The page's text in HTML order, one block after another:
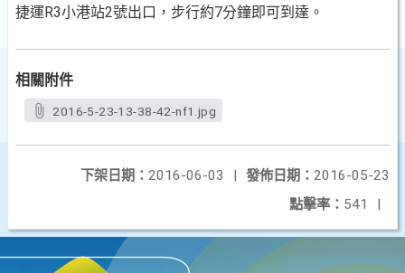
捷運R3小港站2號出口，步行約7分鐘即可到達。
相關附件
2016-5-23-13-38-42-nf1.jpg
發佈日期： 2016-05-23
下架日期： 2016-06-03
|
點擊率： 541 |